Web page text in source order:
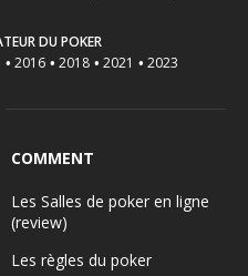
DU POKER
• 2016 • 2018 • 2021 • 2023
COMMENT
Les Salles de poker en ligne
(review)
Les règles du poker